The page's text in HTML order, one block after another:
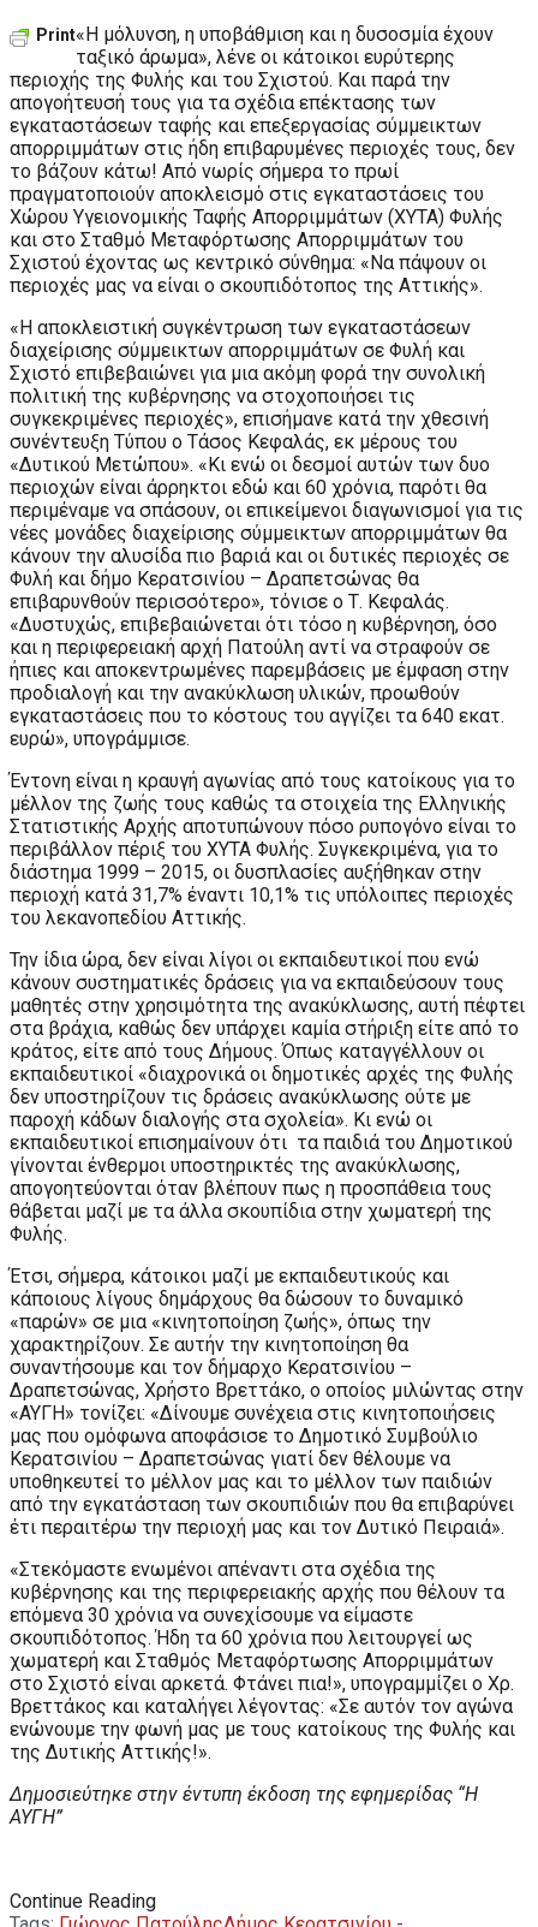
Print«Η μόλυνση, η υποβάθμιση και η δυσοσμία έχουν
ταξικό άρωμα», λένε οι κάτοικοι ευρύτερης
περιοχής της Φυλής και του Σχιστού. Και παρά την
απογοήτευσή τους για τα σχέδια επέκτασης των
εγκαταστάσεων ταφής και επεξεργασίας σύμμεικτων
απορριμμάτων στις ήδη επιβαρυμένες περιοχές τους, δεν
το βάζουν κάτω! Από νωρίς σήμερα το πρωί
πραγματοποιούν αποκλεισμό στις εγκαταστάσεις του
Χώρου Υγειονομικής Ταφής Απορριμμάτων (ΧΥΤΑ) Φυλής
και στο Σταθμό Μεταφόρτωσης Απορριμμάτων του
Σχιστού έχοντας ως κεντρικό σύνθημα: «Να πάψουν οι
περιοχές μας να είναι ο σκουπιδότοπος της Αττικής».
«Η αποκλειστική συγκέντρωση των εγκαταστάσεων
διαχείρισης σύμμεικτων απορριμμάτων σε Φυλή και
Σχιστό επιβεβαιώνει για μια ακόμη φορά την συνολική
πολιτική της κυβέρνησης να στοχοποιήσει τις
συγκεκριμένες περιοχές», επισήμανε κατά την χθεσινή
συνέντευξη Τύπου ο Τάσος Κεφαλάς, εκ μέρους του
«Δυτικού Μετώπου». «Κι ενώ οι δεσμοί αυτών των δυο
περιοχών είναι άρρηκτοι εδώ και 60 χρόνια, παρότι θα
περιμέναμε να σπάσουν, οι επικείμενοι διαγωνισμοί για τις
νέες μονάδες διαχείρισης σύμμεικτων απορριμμάτων θα
κάνουν την αλυσίδα πιο βαριά και οι δυτικές περιοχές σε
Φυλή και δήμο Κερατσινίου – Δραπετσώνας θα
επιβαρυνθούν περισσότερο», τόνισε ο Τ. Κεφαλάς.
«Δυστυχώς, επιβεβαιώνεται ότι τόσο η κυβέρνηση, όσο
και η περιφερειακή αρχή Πατούλη αντί να στραφούν σε
ήπιες και αποκεντρωμένες παρεμβάσεις με έμφαση στην
προδιαλογή και την ανακύκλωση υλικών, προωθούν
εγκαταστάσεις που το κόστους του αγγίζει τα 640 εκατ.
ευρώ», υπογράμμισε.
Έντονη είναι η κραυγή αγωνίας από τους κατοίκους για το
μέλλον της ζωής τους καθώς τα στοιχεία της Ελληνικής
Στατιστικής Αρχής αποτυπώνουν πόσο ρυπογόνο είναι το
περιβάλλον πέριξ του ΧΥΤΑ Φυλής. Συγκεκριμένα, για το
διάστημα 1999 – 2015, οι δυσπλασίες αυξήθηκαν στην
περιοχή κατά 31,7% έναντι 10,1% τις υπόλοιπες περιοχές
του λεκανοπεδίου Αττικής.
Την ίδια ώρα, δεν είναι λίγοι οι εκπαιδευτικοί που ενώ
κάνουν συστηματικές δράσεις για να εκπαιδεύσουν τους
μαθητές στην χρησιμότητα της ανακύκλωσης, αυτή πέφτει
στα βράχια, καθώς δεν υπάρχει καμία στήριξη είτε από το
κράτος, είτε από τους Δήμους. Όπως καταγγέλλουν οι
εκπαιδευτικοί «διαχρονικά οι δημοτικές αρχές της Φυλής
δεν υποστηρίζουν τις δράσεις ανακύκλωσης ούτε με
παροχή κάδων διαλογής στα σχολεία». Κι ενώ οι
εκπαιδευτικοί επισημαίνουν ότι τα παιδιά του Δημοτικού
γίνονται ένθερμοι υποστηρικτές της ανακύκλωσης,
απογοητεύονται όταν βλέπουν πως η προσπάθεια τους
θάβεται μαζί με τα άλλα σκουπίδια στην χωματερή της
Φυλής.
Έτσι, σήμερα, κάτοικοι μαζί με εκπαιδευτικούς και
κάποιους λίγους δημάρχους θα δώσουν το δυναμικό
«παρών» σε μια «κινητοποίηση ζωής», όπως την
χαρακτηρίζουν. Σε αυτήν την κινητοποίηση θα
συναντήσουμε και τον δήμαρχο Κερατσινίου –
Δραπετσώνας, Χρήστο Βρεττάκο, ο οποίος μιλώντας στην
«ΑΥΓΗ» τονίζει: «Δίνουμε συνέχεια στις κινητοποιήσεις
μας που ομόφωνα αποφάσισε το Δημοτικό Συμβούλιο
Κερατσινίου – Δραπετσώνας γιατί δεν θέλουμε να
υποθηκευτεί το μέλλον μας και το μέλλον των παιδιών
από την εγκατάσταση των σκουπιδιών που θα επιβαρύνει
έτι περαιτέρω την περιοχή μας και τον Δυτικό Πειραιά».
«Στεκόμαστε ενωμένοι απέναντι στα σχέδια της
κυβέρνησης και της περιφερειακής αρχής που θέλουν τα
επόμενα 30 χρόνια να συνεχίσουμε να είμαστε
σκουπιδότοπος. Ήδη τα 60 χρόνια που λειτουργεί ως
χωματερή και Σταθμός Μεταφόρτωσης Απορριμμάτων
στο Σχιστό είναι αρκετά. Φτάνει πια!», υπογραμμίζει ο Χρ.
Βρεττάκος και καταλήγει λέγοντας: «Σε αυτόν τον αγώνα
ενώνουμε την φωνή μας με τους κατοίκους της Φυλής και
της Δυτικής Αττικής!».
Δημοσιεύτηκε στην έντυπη έκδοση της εφημερίδας “Η
ΑΥΓΗ”
Continue Reading